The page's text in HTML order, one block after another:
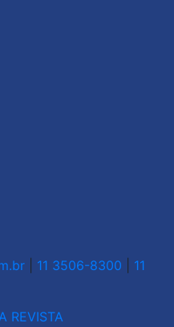
11 3506-8300
11
REVISTA